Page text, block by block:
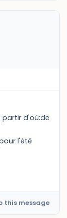
partir d'où:de
l'été
this message